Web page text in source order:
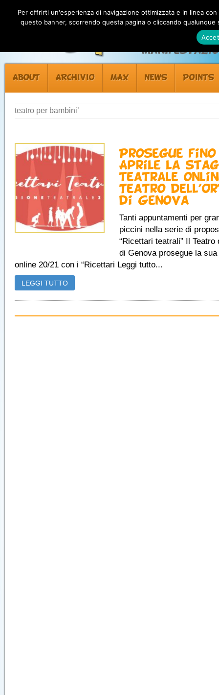
ABOUT ARCHIVIO MAX NEWS POINTS
teatro per bambini’
Prosegue
Aprile la
teatrale
Teatro
di Genova
Tanti appuntamenti per
piccini nella serie di
“Ricettari teatrali” Il Teatro
di Genova prosegue la
online 20/21 con i “Ricettari Leggi tutto...
LEGGI TUTTO
Per offrirti un'esperienza di navigazione ottimizzata e in linea
questo banner, scorrendo questa pagina o cliccando